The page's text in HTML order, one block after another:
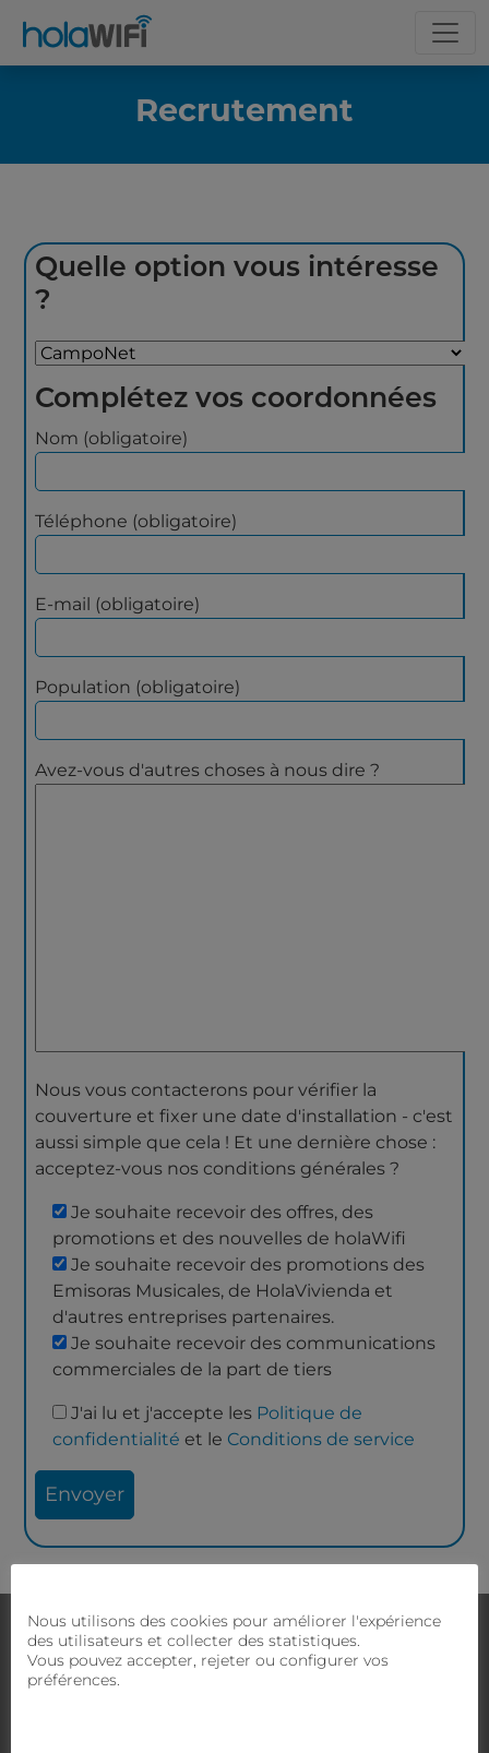
Recrutement
Quelle option vous intéresse
?
Complétez vos coordonnées
Nom (obligatoire)
Téléphone (obligatoire)
E-mail (obligatoire)
Population (obligatoire)
Avez-vous d'autres choses à nous dire ?
Nous vous contacterons pour vérifier la
couverture et fixer une date d'installation - c'est
aussi simple que cela ! Et une dernière chose :
acceptez-vous nos conditions générales ?
Je souhaite recevoir des offres, des
promotions et des nouvelles de holaWifi
Je souhaite recevoir des promotions des
Emisoras Musicales, de HolaVivienda et
d'autres entreprises partenaires.
Je souhaite recevoir des communications
commerciales de la part de tiers
J'ai lu et j'accepte les Politique de
confidentialité et le Conditions de service
Nous contacter
Avez-vous des doutes ? Notre équipe commerciale
et technique vous proposera la meilleure solution.
Nous utilisons des cookies pour améliorer l'expérience
des utilisateurs et collecter des statistiques.
Vous pouvez accepter, rejeter ou configurer vos
préférences.